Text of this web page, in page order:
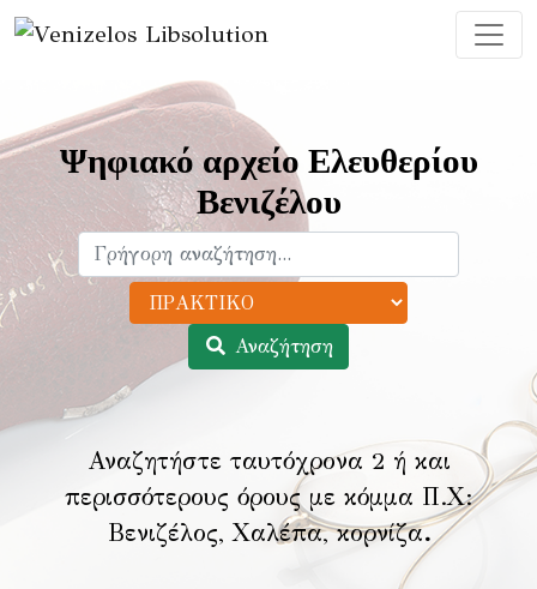
Ψηφιακό αρχείο Ελευθερίου
Βενιζέλου
Αναζήτηση
Αναζητήστε ταυτόχρονα 2 ή και
περισσότερους όρους με κόμμα Π.Χ:
Βενιζέλος, Χαλέπα, κορνίζα.